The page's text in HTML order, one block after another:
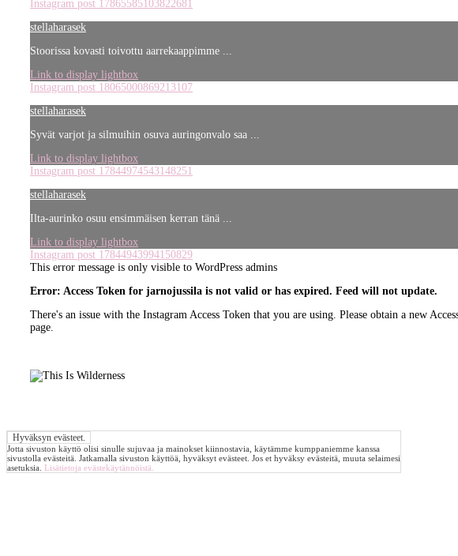
Instagram post 17865585103822681
stellaharasek
Stoorissa kovasti toivottu aarrekaappimme ...
Link to display lightbox
Instagram post 18065000869213107
stellaharasek
Syvät varjot ja silmuihin osuva auringonvalo saa ...
Link to display lightbox
Instagram post 17844974543148251
stellaharasek
Ilta-aurinko osuu ensimmäisen kerran tänä ...
Link to display lightbox
Instagram post 17844943994150829
This error message is only visible to WordPress admins
Error: Access Token for jarnojussila is not valid or has expired. Feed will not update.
There's an issue with the Instagram Access Token that you are using. Please obtain a new
page.
Jotta sivuston käyttö olisi sinulle sujuvaa ja mainokset kiinnostavia, käytämme kumppaniemme kanssa
sivustolla evästeitä. Jatkamalla sivuston käyttöä, hyväksyt evästeet. Jos et hyväksy evästeitä, muuta selaimesi
asetuksia. Lisätietoja evästekäytännöistä.